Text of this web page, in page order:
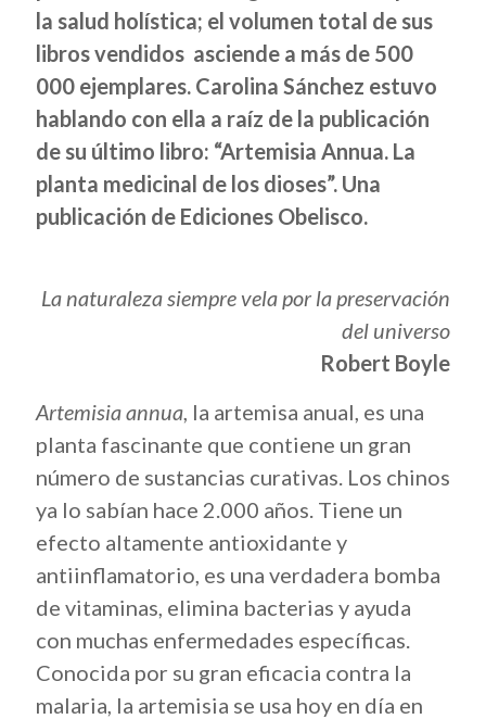
la salud holística; el volumen total de sus
libros vendidos asciende a más de 500
000 ejemplares. Carolina Sánchez estuvo
hablando con ella a raíz de la publicación
de su último libro: “Artemisia Annua. La
planta medicinal de los dioses”. Una
publicación de Ediciones Obelisco.
La naturaleza siempre vela por la preservación
del universo
Robert Boyle
Artemisia annua, la artemisa anual, es una
planta fascinante que contiene un gran
número de sustancias curativas. Los chinos
ya lo sabían hace 2.000 años. Tiene un
efecto altamente antioxidante y
antiinflamatorio, es una verdadera bomba
de vitaminas, elimina bacterias y ayuda
con muchas enfermedades específicas.
Conocida por su gran eficacia contra la
malaria, la artemisia se usa hoy en día en